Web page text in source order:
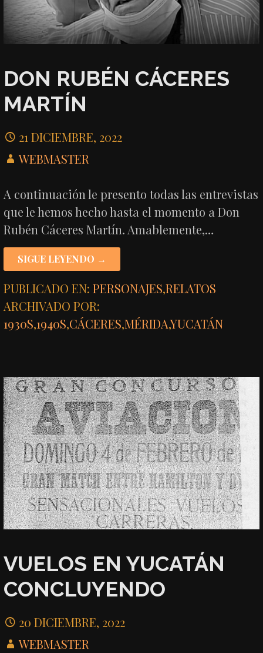
DON RUBÉN CÁCERES
MARTÍN
21 DICIEMBRE, 2022
WEBMASTER
A continuación le presento todas las entrevistas
que le hemos hecho hasta el momento a Don
Rubén Cáceres Martín. Amablemente,…
SIGUE LEYENDO →
PUBLICADO EN:PERSONAJES,RELATOS
ARCHIVADO POR:
1930S,1940S,CÁCERES,MÉRIDA,YUCATÁN
VUELOS EN YUCATÁN
CONCLUYENDO
20 DICIEMBRE, 2022
WEBMASTER